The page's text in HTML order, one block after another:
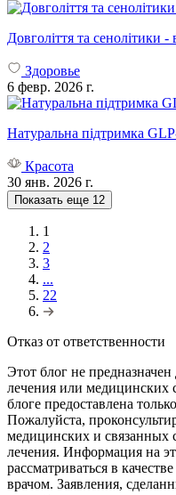
Довголіття та сенолітики -
Здоровье
6 февр. 2026 г.
Натуральна підтримка
Красота
30 янв. 2026 г.
Показать еще 12
1
2
3
...
22
Отказ от ответственности
Этот блог не
лечения или медицинских
блоге предоставлена
Пожалуйста,
медицинских и связанных
лечения. Информация на
рассматриваться в
врачом. Заявления,